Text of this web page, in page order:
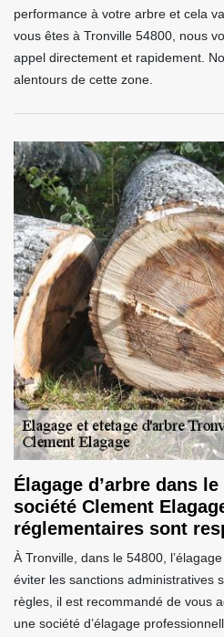
performance à votre arbre et cela
vous êtes à Tronville 54800, nous
appel directement et rapidement.
alentours de cette zone.
Élagage d’arbre dans
société Clement
réglementaires sont
À Tronville, dans le 54800,
éviter les sanctions administratives
règles, il est recommandé de vous
une société d’élagage